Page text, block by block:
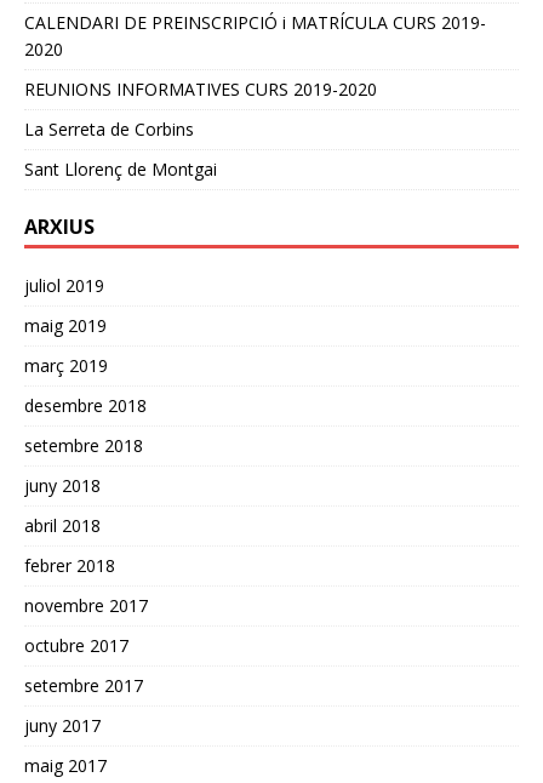
CALENDARI DE PREINSCRIPCIÓ i MATRÍCULA CURS 2019-
2020
REUNIONS INFORMATIVES CURS 2019-2020
La Serreta de Corbins
Sant Llorenç de Montgai
ARXIUS
juliol 2019
maig 2019
març 2019
desembre 2018
setembre 2018
juny 2018
abril 2018
febrer 2018
novembre 2017
octubre 2017
setembre 2017
juny 2017
maig 2017